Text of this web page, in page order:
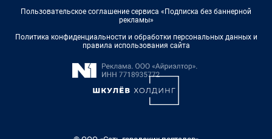
Пользовательское соглашение сервиса «Подписка без баннерной
рекламы»
Политика конфиденциальности и обработки персональных данных и
правила использования сайта